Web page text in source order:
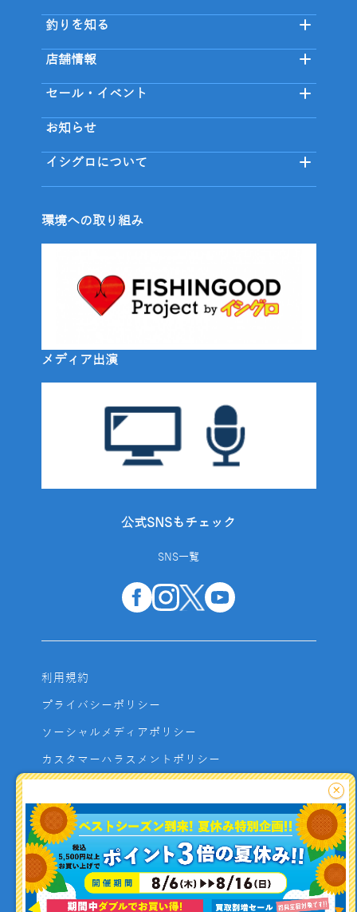
釣り情報を
釣りを知る
店舗情報
セール・イベント
お知らせ
イシグロについて
環境への取り組み
メディア出演
公式SNSもチェック
SNS一覧
利用規約
プライバシーポリシー
ソーシャルメディアポリシー
カスタマーハラスメントポリシー
よくあるご質問
お問い合わせ
利用者資金の保全方法
×